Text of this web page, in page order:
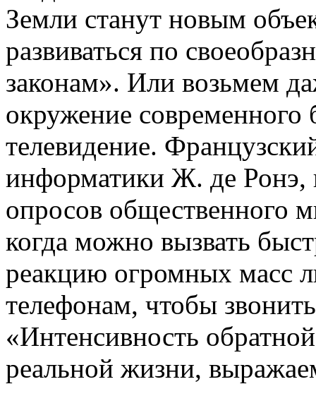
Земли станут новым
развиваться по
законам». Или возьмем
окружение современного
телевидение.
информатики Ж. де Ронэ,
опросов общественного
когда можно вызвать
реакцию огромных масс
телефонам, чтобы
«Интенсивность
реальной жизни,